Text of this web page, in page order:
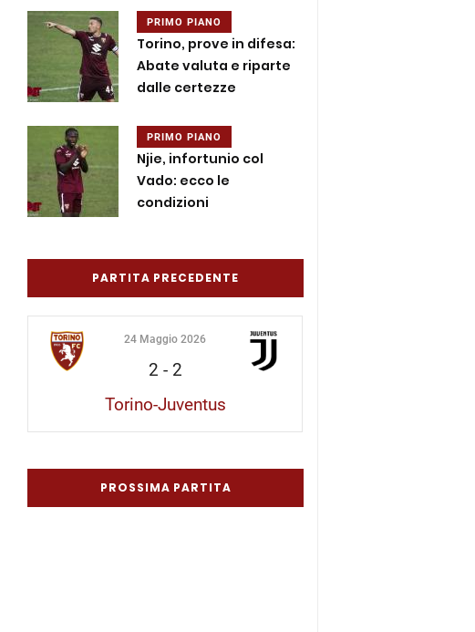
PRIMO PIANO
Torino, prove in difesa:
Abate valuta e riparte
dalle certezze
PRIMO PIANO
Njie, infortunio col
Vado: ecco le
condizioni
PARTITA PRECEDENTE
24 Maggio 2026
2 - 2
Torino-Juventus
PROSSIMA PARTITA